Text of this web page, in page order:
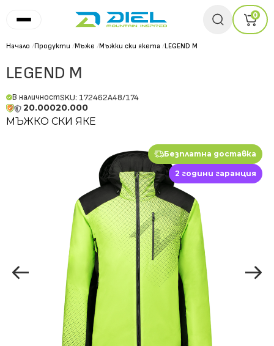
0
Начало /Продукти /Мъже /Мъжки ски якета /LEGEND M
LEGEND M
В наличностSKU: 172462A48/174
20.00020.000
МЪЖКО СКИ ЯКЕ
Безплатна доставка
2 години гаранция